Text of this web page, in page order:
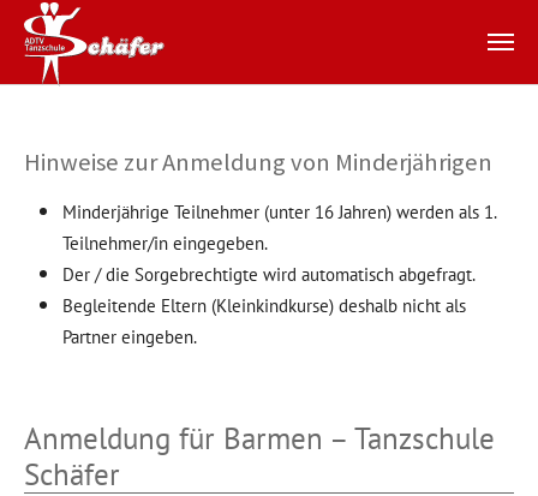
Hinweise zur Anmeldung von Minderjährigen
Minderjährige Teilnehmer (unter 16 Jahren) werden als 1.
Teilnehmer/in eingegeben.
Der / die Sorgebrechtigte wird automatisch abgefragt.
Begleitende Eltern (Kleinkindkurse) deshalb nicht als
Partner eingeben.
Anmeldung für Barmen – Tanzschule
Schäfer